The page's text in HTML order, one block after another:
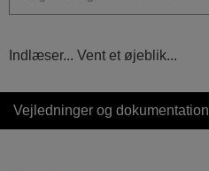
Indlæser... Vent et øjeblik...
Vejledninger og dokumentation